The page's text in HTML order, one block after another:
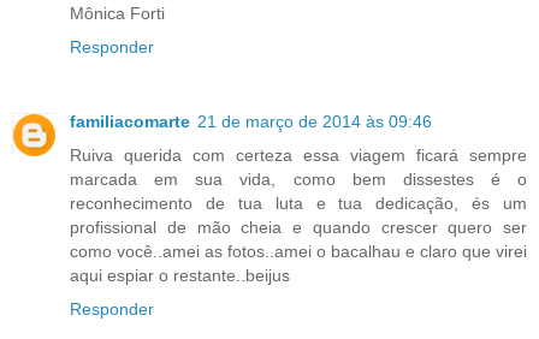
Mônica Forti
Responder
familiacomarte 21 de março de 2014 às 09:46
Ruiva querida com certeza essa viagem ficará sempre
marcada em sua vida, como bem dissestes é o
reconhecimento de tua luta e tua dedicação, és um
profissional de mão cheia e quando crescer quero ser
como você..amei as fotos..amei o bacalhau e claro que virei
aqui espiar o restante..beijus
Responder